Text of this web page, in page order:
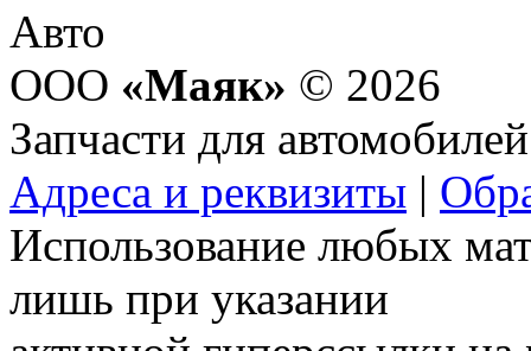
ООО «Маяк» © 2026
Запчасти для автомобилей
Адреса и реквизиты |
Использование любых
лишь при указании